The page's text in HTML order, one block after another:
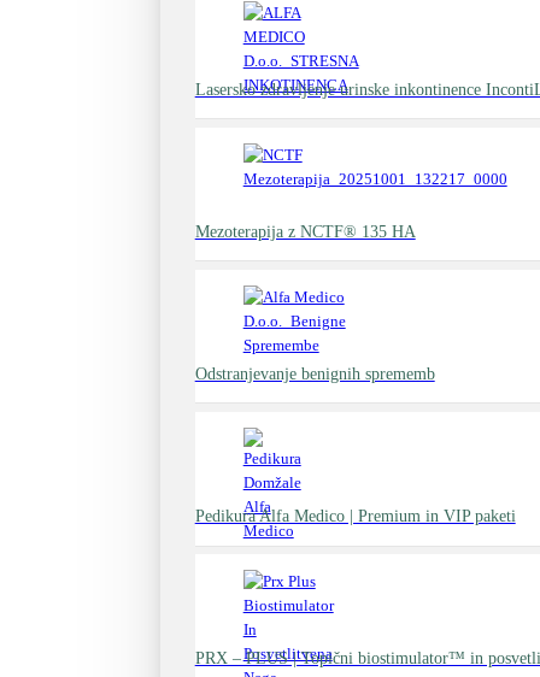
Lasersko zdravljenje urinske inkontinence
Mezoterapija z NCTF® 135 HA
Odstranjevanje benignih sprememb
Pedikura Alfa Medico | Premium in VIP paketi
PRX – PLUS | Topični biostimulator™ in